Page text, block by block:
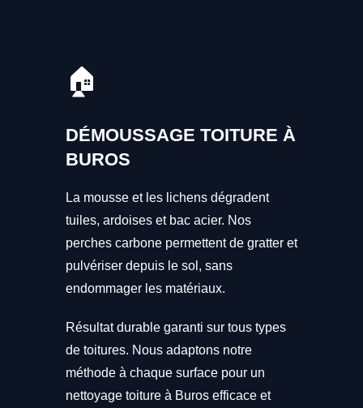
🏠
DÉMOUSSAGE TOITURE À
BUROS
La mousse et les lichens dégradent
tuiles, ardoises et bac acier. Nos
perches carbone permettent de gratter et
pulvériser depuis le sol, sans
endommager les matériaux.
Résultat durable garanti sur tous types
de toitures. Nous adaptons notre
méthode à chaque surface pour un
nettoyage toiture à Buros efficace et